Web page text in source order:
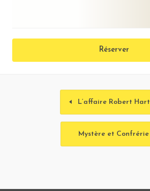
Réserver
L’affaire Robert Hart
Mystère et Confrérie